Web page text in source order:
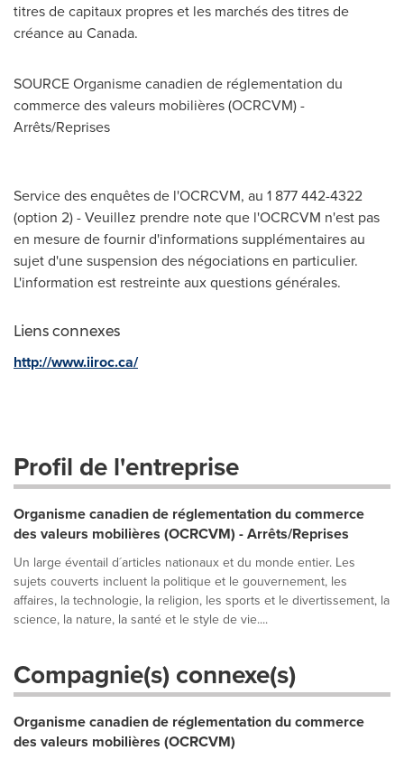
titres de capitaux propres et les marchés des titres de
créance au Canada.
SOURCE Organisme canadien de réglementation du
commerce des valeurs mobilières (OCRCVM) -
Arrêts/Reprises
Service des enquêtes de l'OCRCVM, au 1 877 442-4322
(option 2) - Veuillez prendre note que l'OCRCVM n'est pas
en mesure de fournir d'informations supplémentaires au
sujet d'une suspension des négociations en particulier.
L'information est restreinte aux questions générales.
Liens connexes
http://www.iiroc.ca/
Profil de l'entreprise
Organisme canadien de réglementation du commerce
des valeurs mobilières (OCRCVM) - Arrêts/Reprises
Un large éventail d´articles nationaux et du monde entier. Les
sujets couverts incluent la politique et le gouvernement, les
affaires, la technologie, la religion, les sports et le divertissement, la
science, la nature, la santé et le style de vie....
Compagnie(s) connexe(s)
Organisme canadien de réglementation du commerce
des valeurs mobilières (OCRCVM)